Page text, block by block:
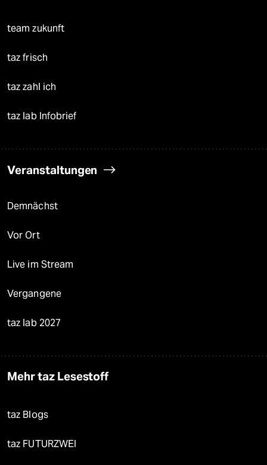
team zukunft
taz frisch
taz zahl ich
taz lab Infobrief
Veranstaltungen
Demnächst
Vor Ort
Live im Stream
Vergangene
taz lab 2027
Mehr taz Lesestoff
taz Blogs
taz FUTURZWEI